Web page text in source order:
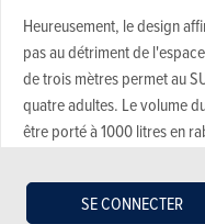
SE CONNECTER
Heureusement, le design
pas au détriment de
de trois mètres permet au
quatre adultes. Le volume
être porté à 1000 litres en
"frunk" (coffre avant). De
puisqu'il est équipé d'un